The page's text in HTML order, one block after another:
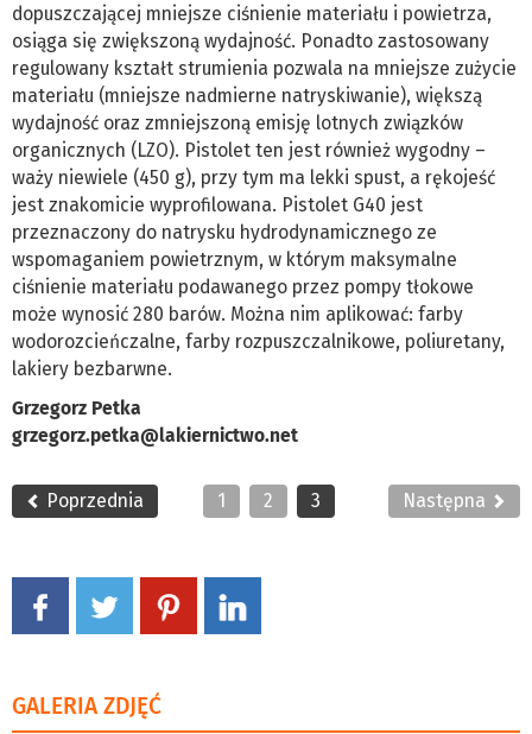
dopuszczającej mniejsze ciśnienie materiału i powietrza,
osiąga się zwiększoną wydajność. Ponadto zastosowany
regulowany kształt strumienia pozwala na mniejsze zużycie
materiału (mniejsze nadmierne natryskiwanie), większą
wydajność oraz zmniejszoną emisję lotnych związków
organicznych (LZO). Pistolet ten jest również wygodny –
waży niewiele (450 g), przy tym ma lekki spust, a rękojeść
jest znakomicie wyprofilowana. Pistolet G40 jest
przeznaczony do natrysku hydrodynamicznego ze
wspomaganiem powietrznym, w którym maksymalne
ciśnienie materiału podawanego przez pompy tłokowe
może wynosić 280 barów. Można nim aplikować: farby
wodorozcieńczalne, farby rozpuszczalnikowe, poliuretany,
lakiery bezbarwne.
Grzegorz Petka
grzegorz.petka@lakiernictwo.net
Poprzednia 1 2 3 Następna
GALERIA ZDJĘĆ